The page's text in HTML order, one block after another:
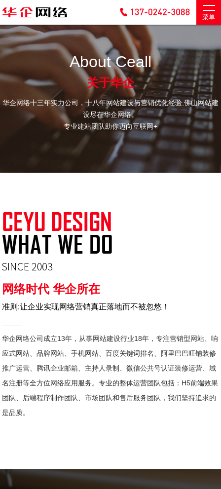
菜单
About Ceall
关于华企
华企网络十三年实力公司，十八年网站建设与营销优化经验,佛山网站建
设尽在华企网络。
专业建站团队助你迈向互联网+
网络时代 华企所在
准则:让企业实现网络营销真正落地而不被忽悠！
华企网络公司成立13年，从事网站建设行业18年，专注营销型网站、响
应式网站、品牌网站、手机网站、百度关键词排名、阿里巴巴旺铺装修
推广运营、腾讯企业邮箱、主持人录制、微信公共号认证装修运营、域
名注册等全方位网络应用服务。专业的整体运营团队包括：H5前端效果
团队、后端程序制作团队、市场团队和售后服务团队，我们坚持追求的
是品质。